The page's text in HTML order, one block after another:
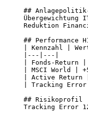
## Anlagepolitik-
Übergewichtung
Reduktion
## Performance
| Kennzahl |
|---|---|
| Fonds-Return |
| MSCI World |
| Active Return
| Tracking Error
## Risikoprofil
Tracking Error